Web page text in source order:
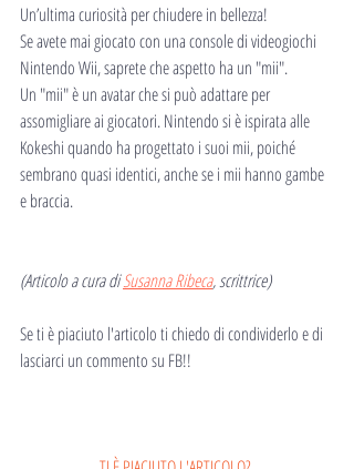
Un’ultima curiosità per chiudere in bellezza!
Se avete mai giocato con una console di videogiochi
Nintendo Wii, saprete che aspetto ha un "mii".
Un "mii" è un avatar che si può adattare per
assomigliare ai giocatori. Nintendo si è ispirata alle
Kokeshi quando ha progettato i suoi mii, poiché
sembrano quasi identici, anche se i mii hanno gambe
e braccia.
(Articolo a cura di Susanna Ribeca, scrittrice)
Se ti è piaciuto l'articolo ti chiedo di condividerlo e di
lasciarci un commento su FB!!